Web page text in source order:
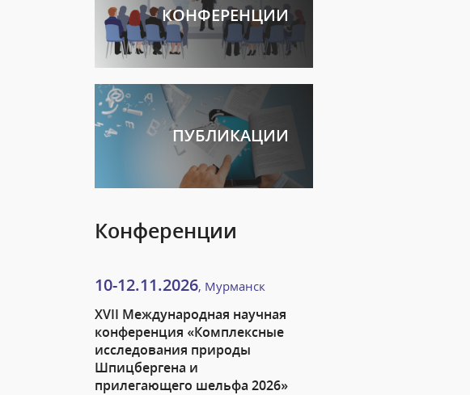
КОНФЕРЕНЦИИ
ПУБЛИКАЦИИ
Конференции
10-12.11.2026, Мурманск
XVII Международная научная
конференция «Комплексные
исследования природы
Шпицбергена и
прилегающего шельфа 2026»